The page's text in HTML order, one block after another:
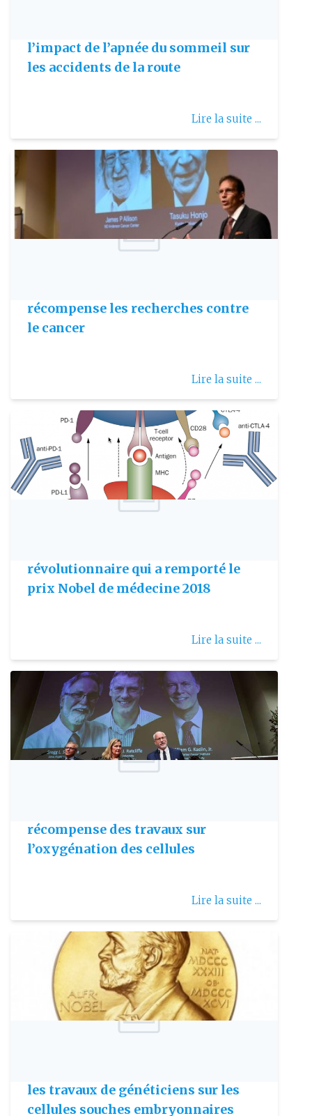
l’impact de l’apnée du sommeil sur
les accidents de la route
Lire la suite ...
récompense les recherches contre
le cancer
Lire la suite ...
révolutionnaire qui a remporté le
prix Nobel de médecine 2018
Lire la suite ...
récompense des travaux sur
l’oxygénation des cellules
Lire la suite ...
les travaux de généticiens sur les
cellules souches embryonnaires